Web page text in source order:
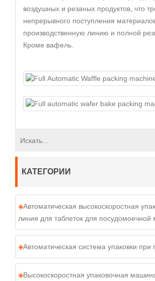
воздушных и резаных продуктов, что
непрерывного поступления
производственную линию и полной
Кроме вафель.
КАТЕГОРИИ
Автоматическая высокоскоростная
линия для таблеток для
Автоматическая система упаковки при
Высокоскоростная упаковочная